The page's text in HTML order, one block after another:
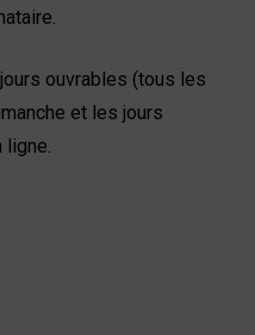
ouvrables (tous les
et les jours
ligne.